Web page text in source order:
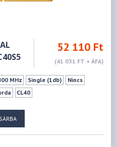
52 110 Ft
(41 031 FT + ÁFA)
MHz Single (1db)
Nincs
CL40